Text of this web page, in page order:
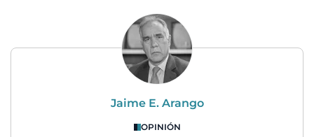
Jaime E. Arango
OPINIÓN